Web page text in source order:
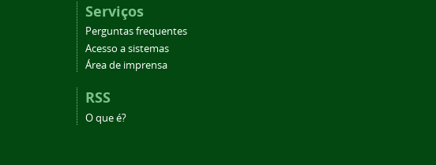
Serviços
Perguntas frequentes
Acesso a sistemas
Área de imprensa
RSS
O que é?